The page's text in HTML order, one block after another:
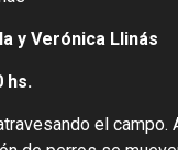
y Verónica Llinás
hs.
el campo.